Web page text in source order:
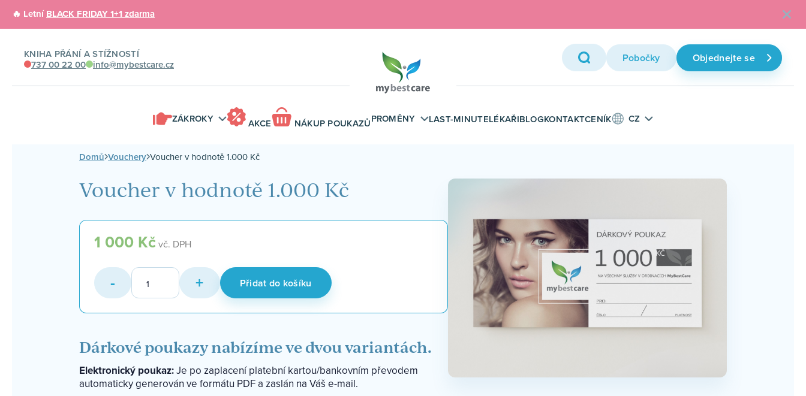
🔥 LetníBLACK FRIDAY 1+1 zdarma
KNIHA PŘÁNÍ A STÍŽNOSTÍ
737 00 22 00
info@mybestcare.cz Pobočky Objednejte se
ZÁKROKY AKCE NÁKUP POUKAZŮPROMĚNY LAST-MINUTELÉKAŘIBLOGKONTAKTCENÍK CZ
Domů Vouchery Voucher v hodnotě 1.000 Kč
Voucher v hodnotě 1.000 Kč
1 000 Kčvč. DPH
Voucher
v
hodnotě
1.000
množství
- + Přidat do košíku
Dárkové poukazy nabízíme ve dvou variantách.
Elektronický poukaz:Je po zaplacení platební kartou/bankovním převodem
automaticky generován ve formátu PDF a zaslán na Váš e-mail.